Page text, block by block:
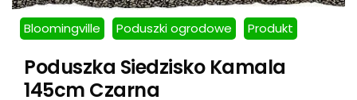
Bloomingville Poduszki ogrodowe Produkt
Poduszka Siedzisko Kamala
145cm Czarna